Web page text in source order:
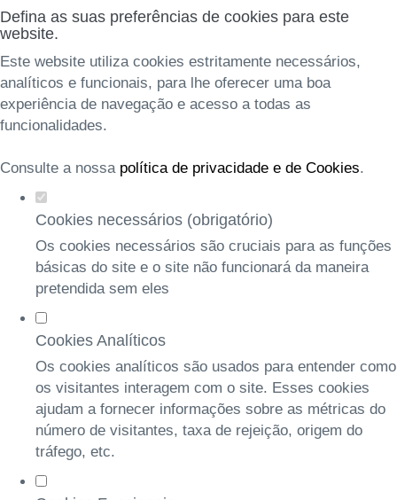
Defina as suas preferências de cookies para este
website.
Este website utiliza cookies estritamente necessários,
analíticos e funcionais, para lhe oferecer uma boa
experiência de navegação e acesso a todas as
funcionalidades.
Consulte a nossa política de privacidade e de Cookies.
Cookies necessários (obrigatório)
Os cookies necessários são cruciais para as funções
básicas do site e o site não funcionará da maneira
pretendida sem eles
Cookies Analíticos
Os cookies analíticos são usados para entender como
os visitantes interagem com o site. Esses cookies
ajudam a fornecer informações sobre as métricas do
número de visitantes, taxa de rejeição, origem do
tráfego, etc.